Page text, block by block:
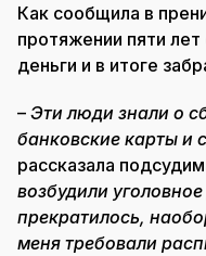
Как сообщила в
протяжении пяти
деньги и в итоге
– Эти люди знали о
банковские карты и
рассказала
возбудили
прекратилось,
меня требовали